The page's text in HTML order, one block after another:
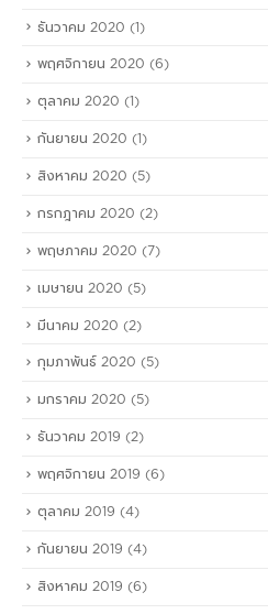
ธันวาคม 2020 (1)
พฤศจิกายน 2020 (6)
ตุลาคม 2020 (1)
กันยายน 2020 (1)
สิงหาคม 2020 (5)
กรกฎาคม 2020 (2)
พฤษภาคม 2020 (7)
เมษายน 2020 (5)
มีนาคม 2020 (2)
กุมภาพันธ์ 2020 (5)
มกราคม 2020 (5)
ธันวาคม 2019 (2)
พฤศจิกายน 2019 (6)
ตุลาคม 2019 (4)
กันยายน 2019 (4)
สิงหาคม 2019 (6)